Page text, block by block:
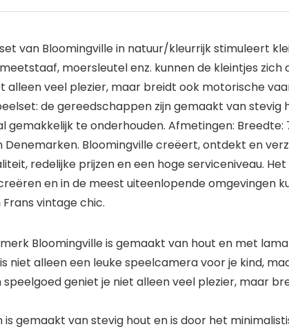
van Bloomingville in natuur/kleurrijk stimuleert
moersleutel enz. kunnen de kleintjes
alleen veel plezier, maar breidt ook motorische
de gereedschappen zijn gemaakt van
te onderhouden. Afmetingen: Breedte:
Bloomingville creëert, ontdekt en
redelijke prijzen en een hoge serviceniveau.
en in de meest uiteenlopende omgevingen
vintage chic.
Bloomingville is gemaakt van hout en met
niet alleen een leuke speelcamera voor je kind,
geniet je niet alleen veel plezier, maar
gemaakt van stevig hout en is door het